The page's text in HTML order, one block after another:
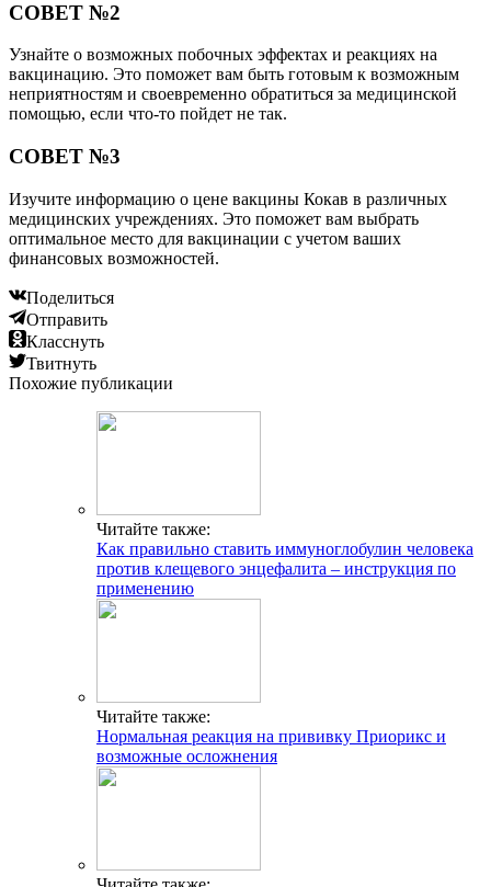
СОВЕТ №2
Узнайте о возможных побочных эффектах и реакциях на
вакцинацию. Это поможет вам быть готовым к возможным
неприятностям и своевременно обратиться за медицинской
помощью, если что-то пойдет не так.
СОВЕТ №3
Изучите информацию о цене вакцины Кокав в различных
медицинских учреждениях. Это поможет вам выбрать
оптимальное место для вакцинации с учетом ваших
финансовых возможностей.
Поделиться
Отправить
Класснуть
Твитнуть
Похожие публикации
Читайте также:
Как правильно ставить иммуноглобулин человека
против клещевого энцефалита – инструкция по
применению
Читайте также:
Нормальная реакция на прививку Приорикс и
возможные осложнения